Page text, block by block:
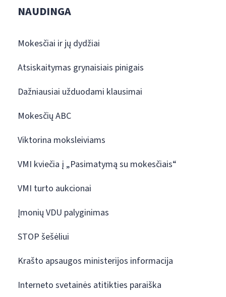
NAUDINGA
Mokesčiai ir jų dydžiai
Atsiskaitymas grynaisiais pinigais
Dažniausiai užduodami klausimai
Mokesčių ABC
Viktorina moksleiviams
VMI kviečia į „Pasimatymą su mokesčiais“
VMI turto aukcionai
Įmonių VDU palyginimas
STOP šešėliui
Krašto apsaugos ministerijos informacija
Interneto svetainės atitikties paraiška